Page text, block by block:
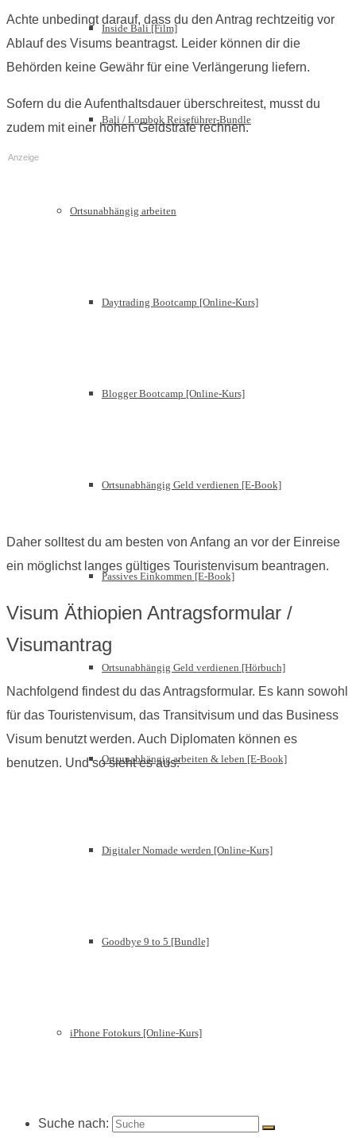
Inside Bali [Film]
Bali / Lombok Reiseführer-Bundle
Ortsunabhängig arbeiten
Daytrading Bootcamp [Online-Kurs]
Blogger Bootcamp [Online-Kurs]
Ortsunabhängig Geld verdienen [E-Book]
Passives Einkommen [E-Book]
Ortsunabhängig Geld verdienen [Hörbuch]
Ortsunabhängig arbeiten & leben [E-Book]
Digitaler Nomade werden [Online-Kurs]
Goodbye 9 to 5 [Bundle]
iPhone Fotokurs [Online-Kurs]
Suche nach:
Achte unbedingt darauf, dass du den Antrag rechtzeitig vor
Ablauf des Visums beantragst. Leider können dir die
Behörden keine Gewähr für eine Verlängerung liefern.
Sofern du die Aufenthaltsdauer überschreitest, musst du
zudem mit einer hohen Geldstrafe rechnen.
Anzeige
Daher solltest du am besten von Anfang an vor der Einreise
ein möglichst langes gültiges Touristenvisum beantragen.
Visum Äthiopien Antragsformular /
Visumantrag
Nachfolgend findest du das Antragsformular. Es kann sowohl
für das Touristenvisum, das Transitvisum und das Business
Visum benutzt werden. Auch Diplomaten können es
benutzen. Und so sieht es aus: